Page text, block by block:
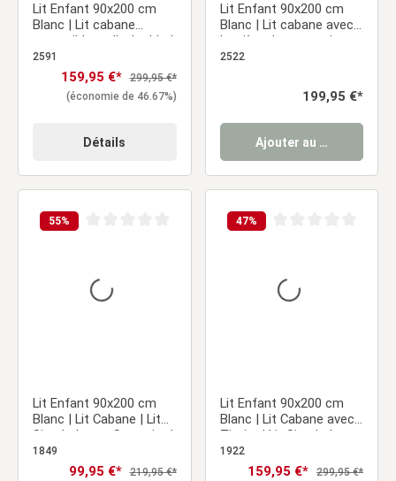
Lit Enfant 90x200 cm
Blanc | Lit cabane
extensible en lit double |
Lit fonctionnel | avec
sommier | Bois
2591
Prix de vente :
159,95 €* Prix régulier :
299,95 €*
(économie de 46.67%)
Détails
Lit Enfant 90x200 cm
Blanc | Lit cabane avec
barrière de protection et
tiroir de lit | Montessori
sommier | Bois
2522
Prix régulier :
199,95 €*
Ajouter au panier
55%
Lit Enfant 90x200 cm
Blanc | Lit Cabane | Lit
Simple | avec Sommier |
Bois | Lit au Sol
1849
Prix de vente :
99,95 €* Prix régulier :
219,95 €*
47%
Lit Enfant 90x200 cm
Blanc | Lit Cabane avec
Tiroirs | Lit Simple | avec
Sommier | Bois
1922
Prix de vente :
159,95 €* Prix régulier :
299,95 €*